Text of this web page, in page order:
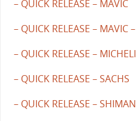
– QUICK RELEASE – MAVIC
– QUICK RELEASE – MAVIC
– QUICK RELEASE –
– QUICK RELEASE – SACHS
– QUICK RELEASE –